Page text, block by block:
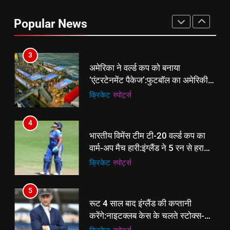
Popular News
रीजेंसी में मनाई प्रथम वर्षगांठ, 150 से
अधिक उद्योगपति एवं पेशेवर हुए शामिल
3
अमेरिका ने वर्ल्ड कप को बनाया
‘एंटरटेनमेंट पैकेज’:फुटबॉल का अमेरिकी
मेकओवर, कई मेगा कॉन्सर्ट; मशहूर हस्तियों
क्रिकेट ‎स्पोर्ट्स
4
भारतीय विमेंस टीम टी-20 वर्ल्ड कप का
वार्म-अप मैच हारी:इंग्लैंड ने 5 रन से हराया;
ऋचा घोष की फिफ्टी बेकार
क्रिकेट ‎स्पोर्ट्स
5
रूट 4 साल बाद इंग्लैंड की कप्तानी
करेंगे:नाइटक्लब केस के चलते स्टोक्स-